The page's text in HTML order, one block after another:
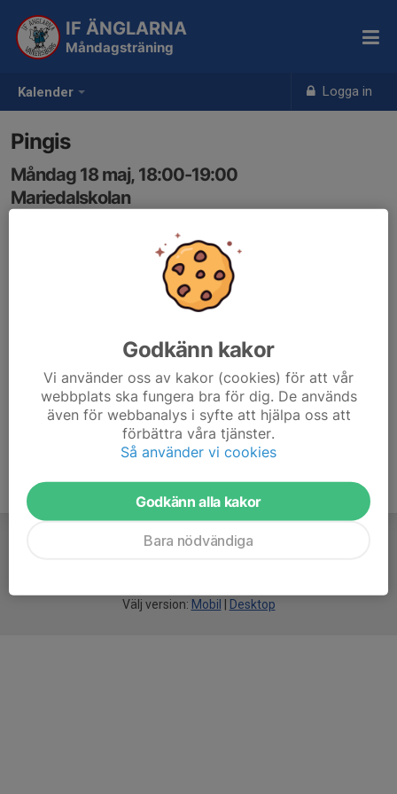
Kalender Logga in
IF ÄNGLARNA
Måndagsträning
Pingis
Måndag 18 maj, 18:00-19:00
Mariedalskolan
Välj version: Mobil Desktop
Godkänn kakor
Vi använder oss av kakor (cookies) för att vår
webbplats ska fungera bra för dig. De används
även för webbanalys i syfte att hjälpa oss att
förbättra våra tjänster.
Så använder vi cookies
Godkänn alla kakor
Bara nödvändiga